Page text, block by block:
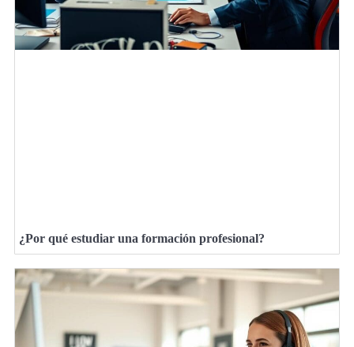
¿Por qué estudiar una formación profesional?